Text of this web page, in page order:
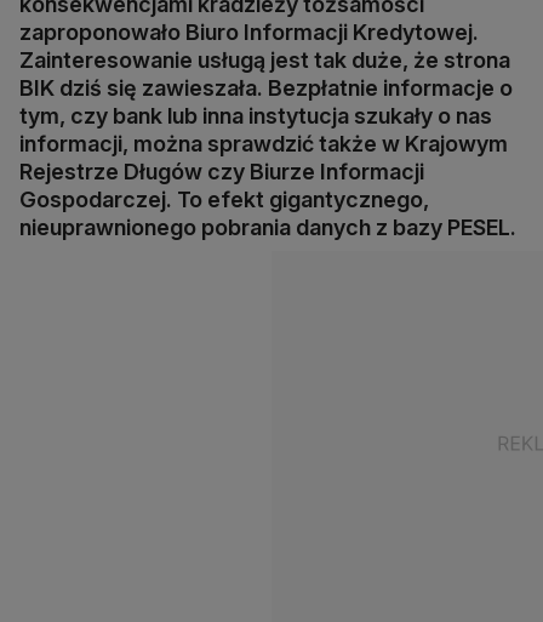
zaproponowało Biuro Informacji Kredytowej.
Zainteresowanie usługą jest tak duże, że strona
BIK dziś się zawieszała. Bezpłatnie informacje o
tym, czy bank lub inna instytucja szukały o nas
informacji, można sprawdzić także w Krajowym
Rejestrze Długów czy Biurze Informacji
Gospodarczej. To efekt gigantycznego,
nieuprawnionego pobrania danych z bazy PESEL.